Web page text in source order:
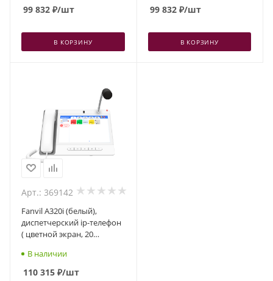
99 832 ₽/шт
В КОРЗИНУ
99 832₽/шт
В КОРЗИНУ
Арт.: 369142
Fanvil A320i (белый),
диспетчерский ip-телефон
( цветной экран, 20
камера, белый)
В наличии
110 315 ₽/шт